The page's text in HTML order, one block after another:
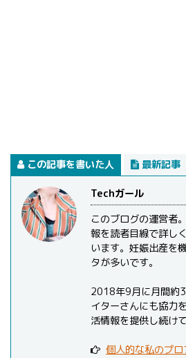
この記事を書いた人 最新記事
Techガール
このブログの運営者
報を読者目線で詳し
います。妊娠出産を
タが多いです。
2018年9月に月間約
イターさんにも協力
活情報を提供し続け
個人的な私のプ